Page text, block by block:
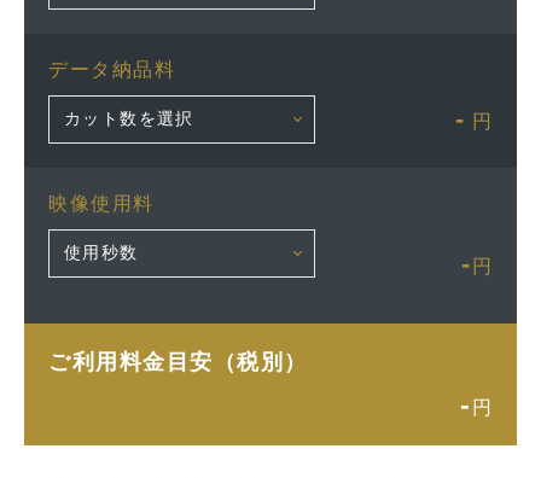
データ納品料
- 円
映像使用料
- 円
ご利用料金目安（税別）
- 円